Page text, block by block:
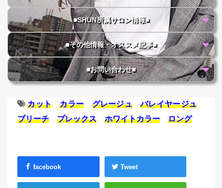
■SHUN所属サロン情報■
■その他情報・オススメ記事■
■お問い合わせ■
カット カラー グレージュ
バレイヤージュ
ブリーチ
プレックス ホワイトカラー ロング
facebook Tweet